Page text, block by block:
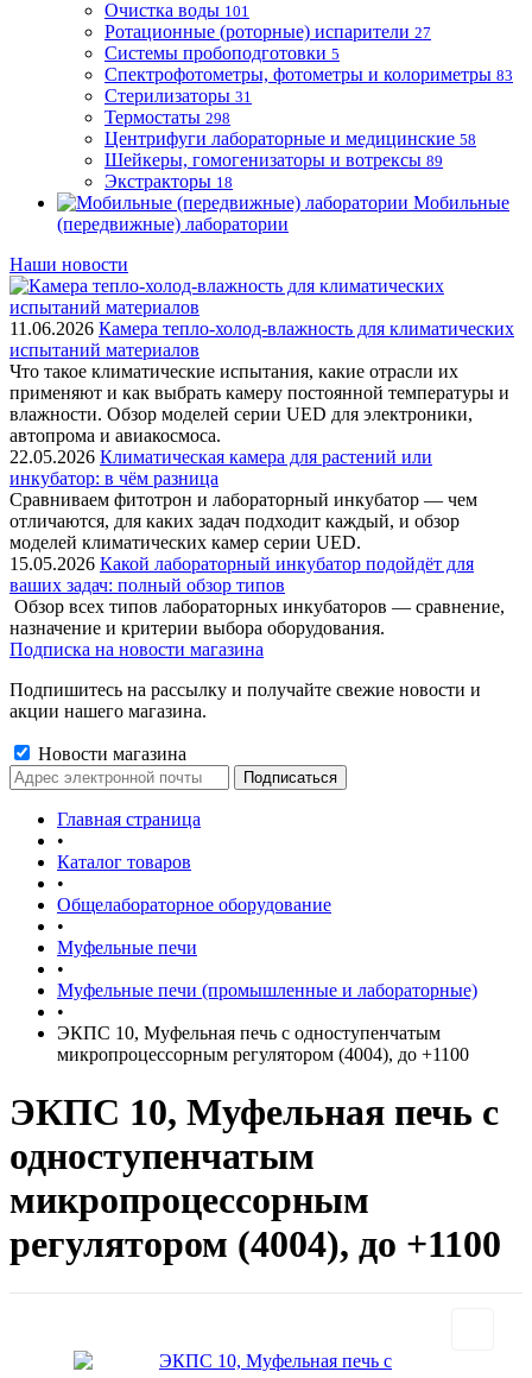
Очистка воды 101
Ротационные (роторные) испарители 27
Системы пробоподготовки 5
Спектрофотометры, фотометры и колориметры 83
Стерилизаторы 31
Термостаты 298
Центрифуги лабораторные и медицинские 58
Шейкеры, гомогенизаторы и вотрексы 89
Экстракторы 18
Мобильные
(передвижные) лаборатории
Наши новости
11.06.2026 Камера тепло-холод-влажность для климатических
испытаний материалов
Что такое климатические испытания, какие отрасли их
применяют и как выбрать камеру постоянной температуры и
влажности. Обзор моделей серии UED для электроники,
автопрома и авиакосмоса.
22.05.2026 Климатическая камера для растений или
инкубатор: в чём разница
Сравниваем фитотрон и лабораторный инкубатор — чем
отличаются, для каких задач подходит каждый, и обзор
моделей климатических камер серии UED.
15.05.2026 Какой лабораторный инкубатор подойдёт для
ваших задач: полный обзор типов
Обзор всех типов лабораторных инкубаторов — сравнение,
назначение и критерии выбора оборудования.
Подписка на новости магазина
Подпишитесь на рассылку и получайте свежие новости и
акции нашего магазина.
Новости магазина
Главная страница
•
Каталог товаров
•
Общелабораторное оборудование
•
Муфельные печи
•
Муфельные печи (промышленные и лабораторные)
•
ЭКПС 10, Муфельная печь с одноступенчатым
микропроцессорным регулятором (4004), до +1100
ЭКПС 10, Муфельная печь с
одноступенчатым
микропроцессорным
регулятором (4004), до +1100